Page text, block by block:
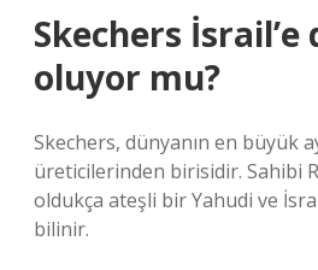
Skechers İsrail’e
oluyor mu?
Skechers, dünyanın en büyük
üreticilerinden birisidir. Sahibi
oldukça ateşli bir Yahudi ve
bilinir.